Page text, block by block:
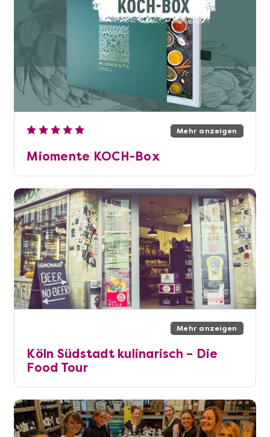
Mehr anzeigen
Miomente KOCH-Box
Mehr anzeigen
Köln Südstadt kulinarisch – Die
Food Tour